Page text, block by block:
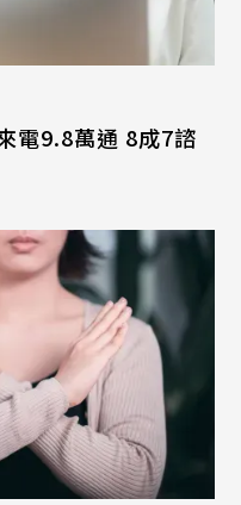
電9.8萬通 8成7諮